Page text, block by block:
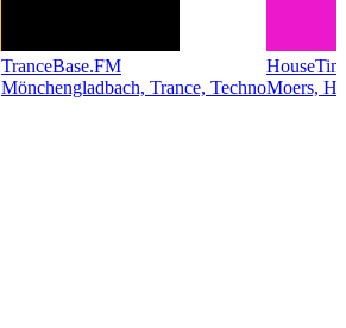
TranceBase.FM
Mönchengladbach, Trance, TechnoMoers,